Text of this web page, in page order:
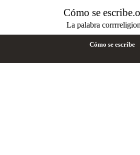
Cómo se
La palabra
Cómo se escribe